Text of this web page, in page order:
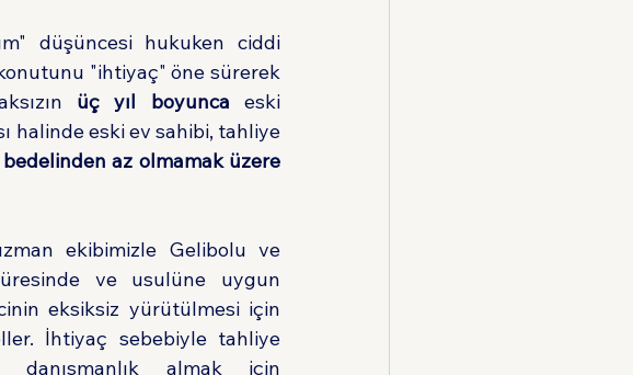
düşüncesi hukuken ciddi
"ihtiyaç" öne sürerek
üç yıl boyunca eski
halinde eski ev sahibi, tahliye
bedelinden az olmamak üzere
ekibimizle Gelibolu ve
ve usulüne uygun
eksiksiz yürütülmesi için
İhtiyaç sebebiyle tahliye